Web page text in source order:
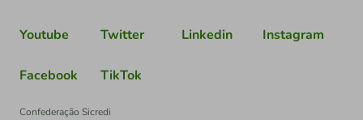
Youtube Twitter Linkedin Instagram
Facebook TikTok
Confederação Sicredi